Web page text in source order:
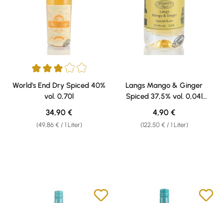
Durchschnittliche Bewertung von 3 von 5 Sternen
World's End Dry Spiced 40%
vol. 0,70l
(49,86 € / 1 Liter)
Regulärer Preis:
34,90 €
Langs Mango & Ginger
Spiced 37,5% vol. 0,04l
Weisshaus Sample
(122,50 € / 1 Liter)
Regulärer Preis:
4,90 €